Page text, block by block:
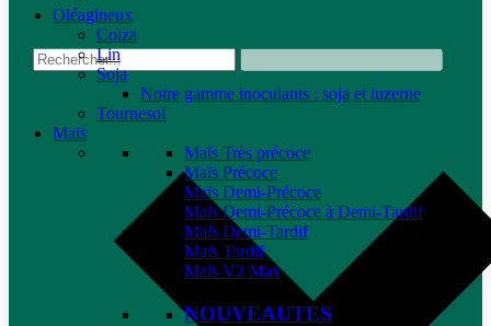
Oléagineux
Colza
Lin
Soja
Notre gamme inoculants : soja et luzerne
Tournesol
Maïs
Maïs Très précoce
Maïs Précoce
Maïs Demi-Précoce
Maïs Demi-Précoce à Demi-Tardif
Maïs Demi-Tardif
Maïs Tardif
Maïs V2 Max
NOUVEAUTES